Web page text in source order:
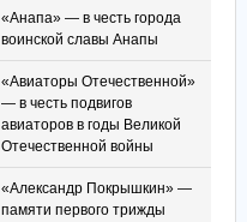
«Анапа» — в честь города
воинской славы Анапы
«Авиаторы Отечественной»
— в честь подвигов
авиаторов в годы Великой
Отечественной войны
«Александр Покрышкин» —
памяти первого трижды